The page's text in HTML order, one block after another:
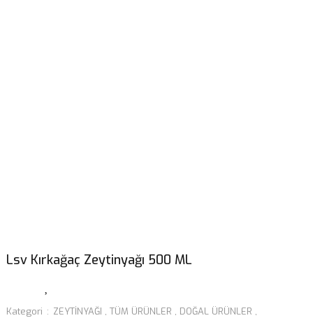
Lsv Kırkağaç Zeytinyağı 500 ML
Kategori ZEYTİNYAĞI , TÜM ÜRÜNLER , DOĞAL ÜRÜNLER ,